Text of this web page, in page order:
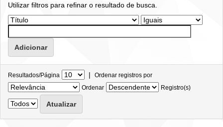
Utilizar filtros para refinar o resultado de busca.
Resultados/Página | Ordenar registros por
Ordenar
Registro(s)